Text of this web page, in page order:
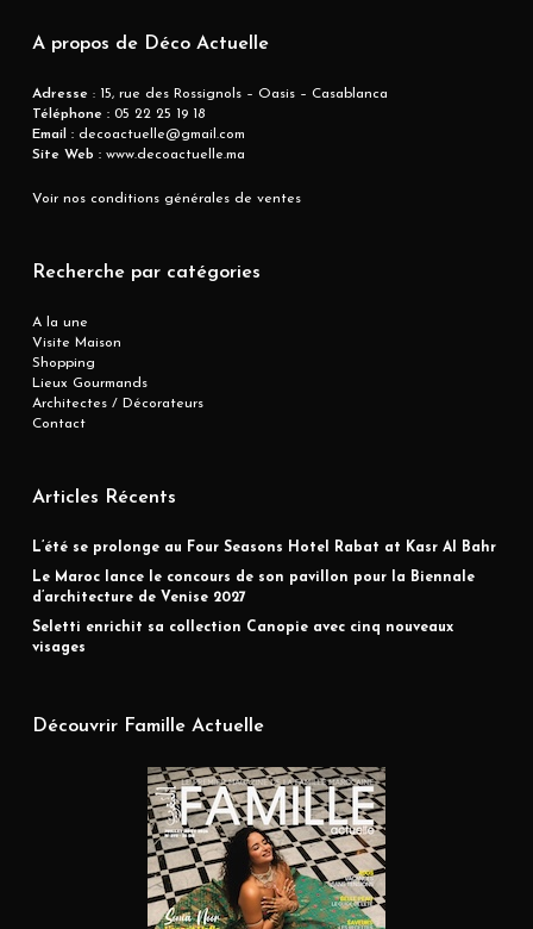
A propos de Déco Actuelle
Adresse : 15, rue des Rossignols – Oasis – Casablanca
Téléphone :05 22 25 19 18
Email :decoactuelle@gmail.com
Site Web :www.decoactuelle.ma
Voir nos conditions générales de ventes
Recherche par catégories
A la une
Visite Maison
Shopping
Lieux Gourmands
Architectes / Décorateurs
Contact
Articles Récents
L’été se prolonge au Four Seasons Hotel Rabat at Kasr Al Bahr
Le Maroc lance le concours de son pavillon pour la Biennale
d’architecture de Venise 2027
Seletti enrichit sa collection Canopie avec cinq nouveaux
visages
Découvrir Famille Actuelle